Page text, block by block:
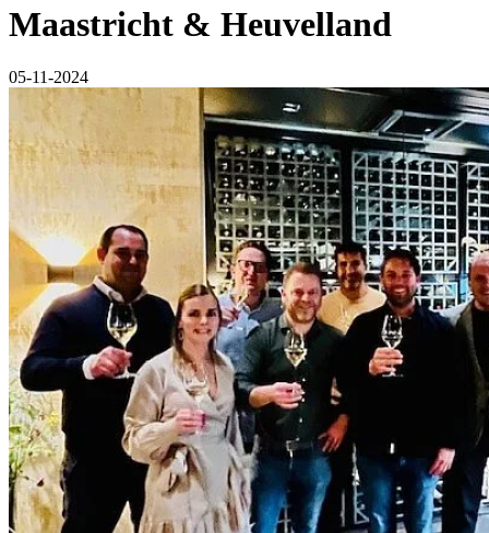
Maastricht & Heuvelland
05-11-2024